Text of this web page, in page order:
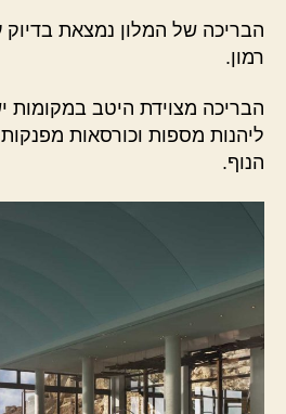
הבריכה של המלון נמצאת
רמון.
הבריכה מצוידת היטב במקומות
ליהנות מספות וכורסאות
הנוף.